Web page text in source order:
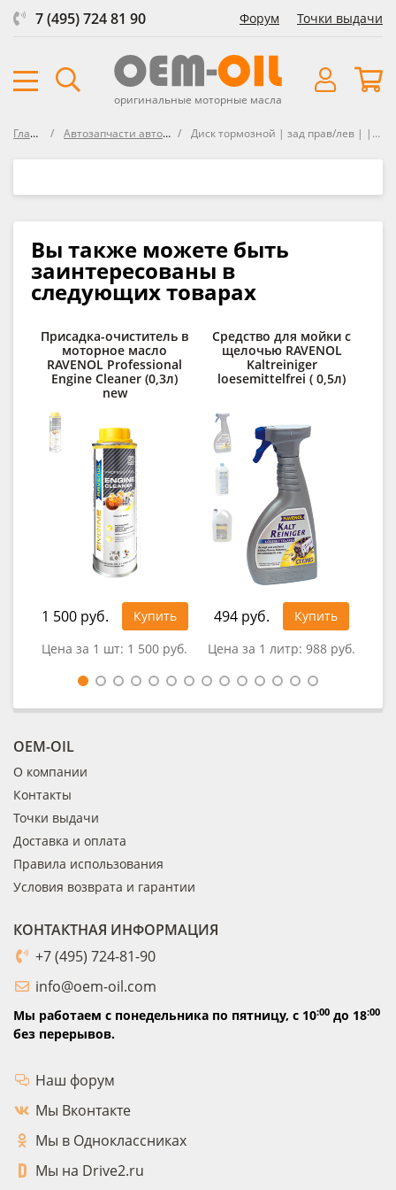
7 (495) 724 81 90 Форум Точки выдачи
оригинальные моторные масла
Главная Автозапчасти автосозданные Диск тормозной | зад прав/лев | | Textar | 92224903
Вы также можете быть
заинтересованы в
следующих товарах
Присадка-очиститель в
моторное масло
RAVENOL Professional
Engine Cleaner (0,3л)
new
1 500 руб.
Купить
Цена за 1 шт: 1 500 руб.
Средство для мойки с
щелочью RAVENOL
Kaltreiniger
loesemittelfrei ( 0,5л)
494 руб.
Купить
Цена за 1 литр: 988 руб.
OEM-OIL
О компании
Контакты
Точки выдачи
Доставка и оплата
Правила использования
Условия возврата и гарантии
КОНТАКТНАЯ ИНФОРМАЦИЯ
+7 (495) 724-81-90
info@oem-oil.com
Мы работаем с понедельника по пятницу, с 10:00 до 18:00
без перерывов.
Наш форум
Мы Вконтакте
Мы в Одноклассниках
Мы на Drive2.ru